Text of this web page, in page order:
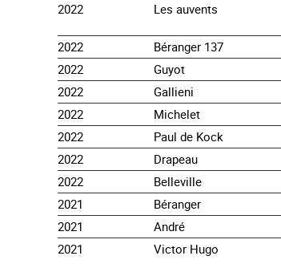
2022 Les auvents
2022 Béranger 137
2022
Guyot
2022
Gallieni
2022
Michelet
2022
Paul de Kock
2022
Drapeau
2022
Belleville
2021
Béranger
2021
André
2021
Victor Hugo